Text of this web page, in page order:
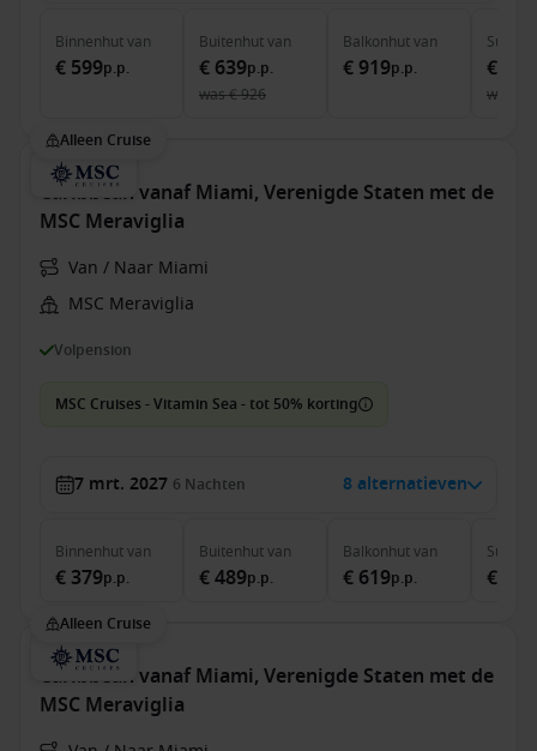
Binnenhutvan
€ 599p.p.
Buitenhutvan
€ 639p.p.
was€ 926
Balkonhutvan
€ 919p.p.
Suite
€
was
Alleen Cruise
Caribbean vanaf Miami, Verenigde Staten met de
MSC Meraviglia
Van / Naar Miami
MSC Meraviglia
Volpension
MSC Cruises - Vitamin Sea - tot 50% korting
7 mrt. 2027 6 Nachten 8 alternatieven
Binnenhutvan
€ 379p.p.
Buitenhutvan
€ 489p.p.
Balkonhutvan
€ 619p.p.
Suite
€
Alleen Cruise
Caribbean vanaf Miami, Verenigde Staten met de
MSC Meraviglia